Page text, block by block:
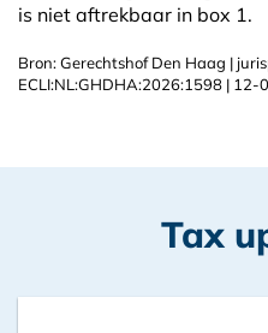
is niet aftrekbaar in box 1.
Bron: Gerechtshof Den Haag |
ECLI:NL:GHDHA:2026:1598 |
Tax